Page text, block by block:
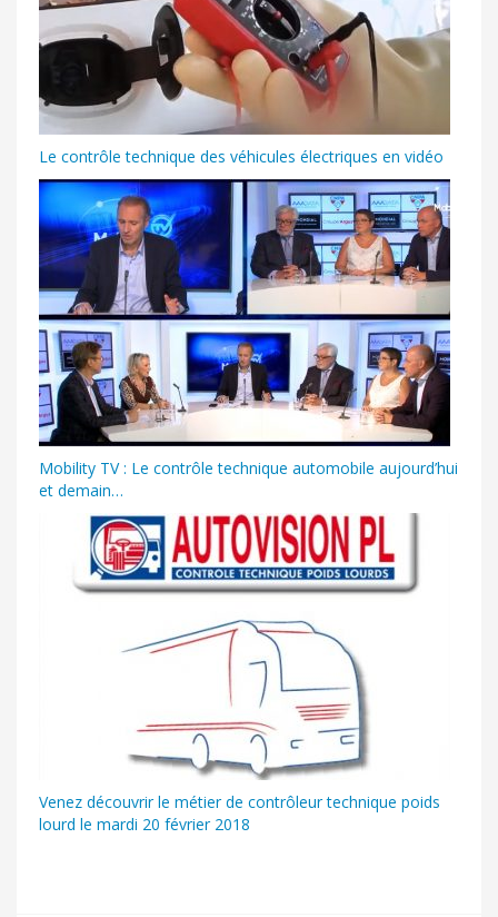
Le contrôle technique des véhicules électriques en vidéo
Mobility TV : Le contrôle technique automobile aujourd’hui
et demain…
Venez découvrir le métier de contrôleur technique poids
lourd le mardi 20 février 2018